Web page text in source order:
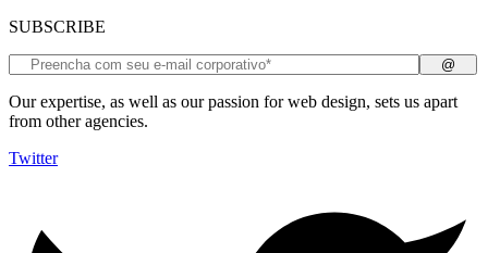
SUBSCRIBE
Our expertise, as well as our passion for web design, sets us apart
from other agencies.
Twitter